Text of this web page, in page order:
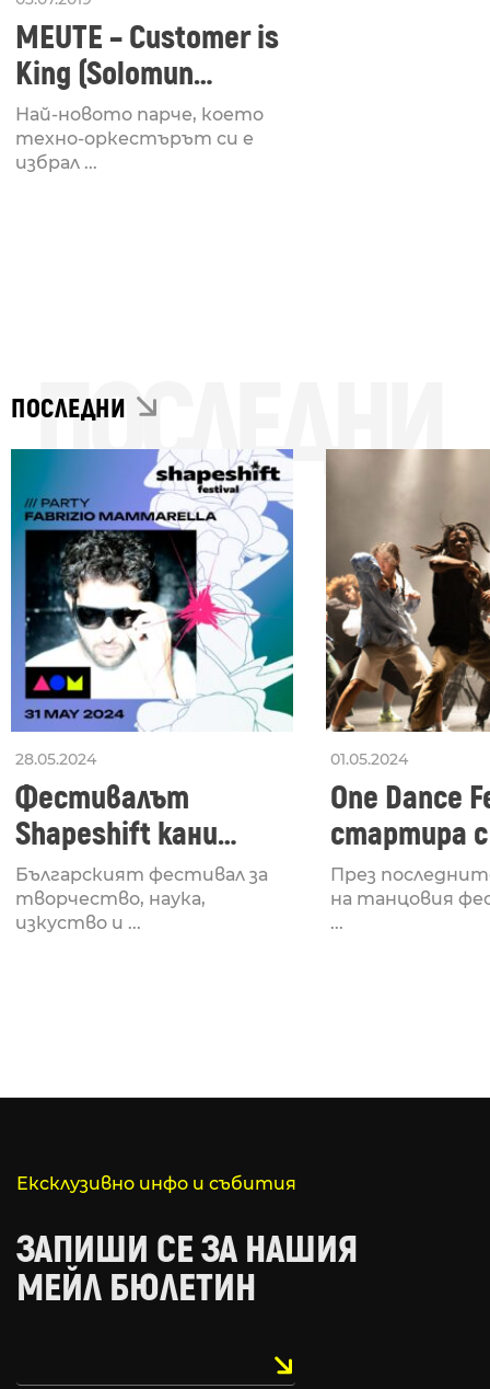
MEUTE – Customer is
King (Solomun
Rework)
Най-новото парче, което
техно-оркестърът си е
избрал ...
ПОСЛЕДНИ
ПОСЛЕДНИ
28.05.2024
Фестивалът
Shapeshift кани
Fabrizio Mammarella
за откриването си
Българският фестивал за
творчество, наука,
изкуство и ...
01.05.2024
One Dance
стартира
Lucid,
рейв
През
на танцовия
...
Ексклузивно инфо и събития
ЗАПИШИ СЕ ЗА НАШИЯ
МЕЙЛ БЮЛЕТИН